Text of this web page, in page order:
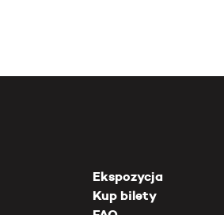
Ekspozycja
Kup bilety